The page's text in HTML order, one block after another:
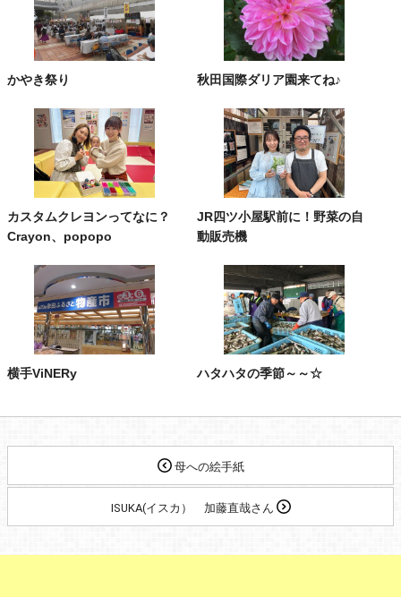
かやき祭り 秋田国際ダリア園来てね♪
カスタムクレヨンってなに？
Crayon、popopo
JR四ツ小屋駅前に！野菜の自
動販売機
横手ViNERy ハタハタの季節～～☆
母への絵手紙
ISUKA(イスカ） 加藤直哉さん